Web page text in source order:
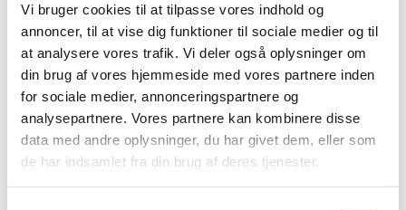
Vi bruger cookies til at tilpasse vores indhold og
annoncer, til at vise dig funktioner til sociale medier og til
at analysere vores trafik. Vi deler også oplysninger om
din brug af vores hjemmeside med vores partnere inden
for sociale medier, annonceringspartnere og
analysepartnere. Vores partnere kan kombinere disse
data med andre oplysninger, du har givet dem, eller som
de har indsamlet fra din brug af deres tjenester.
2019 (1)
2018 (4)
juni (1)
maj (1)
april (1)
marts (1)
2017 (2)